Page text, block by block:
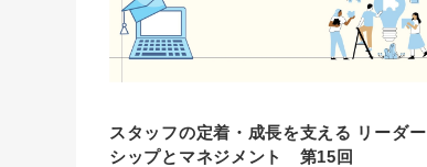
スタッフの定着・成長を支える リーダー
シップとマネジメント 第15回